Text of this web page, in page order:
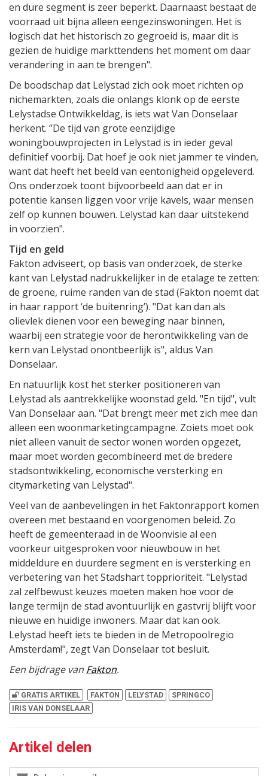
en dure segment is zeer beperkt. Daarnaast bestaat de
voorraad uit bijna alleen eengezinswoningen. Het is
logisch dat het historisch zo gegroeid is, maar dit is
gezien de huidige markttendens het moment om daar
verandering in aan te brengen".
De boodschap dat Lelystad zich ook moet richten op
nichemarkten, zoals die onlangs klonk op de eerste
Lelystadse Ontwikkeldag, is iets wat Van Donselaar
herkent. ‘’De tijd van grote eenzijdige
woningbouwprojecten in Lelystad is in ieder geval
definitief voorbij. Dat hoef je ook niet jammer te vinden,
want dat heeft het beeld van eentonigheid opgeleverd.
Ons onderzoek toont bijvoorbeeld aan dat er in
potentie kansen liggen voor vrije kavels, waar mensen
zelf op kunnen bouwen. Lelystad kan daar uitstekend
in voorzien".
Tijd en geld
Fakton adviseert, op basis van onderzoek, de sterke
kant van Lelystad nadrukkelijker in de etalage te zetten:
de groene, ruime randen van de stad (Fakton noemt dat
in haar rapport ‘de buitenring’). "Dat kan dan als
olievlek dienen voor een beweging naar binnen,
waarbij een strategie voor de herontwikkeling van de
kern van Lelystad onontbeerlijk is", aldus Van
Donselaar.
En natuurlijk kost het sterker positioneren van
Lelystad als aantrekkelijke woonstad geld. "En tijd", vult
Van Donselaar aan. "Dat brengt meer met zich mee dan
alleen een woonmarketingcampagne. Zoiets moet ook
niet alleen vanuit de sector wonen worden opgezet,
maar moet worden gecombineerd met de bredere
stadsontwikkeling, economische versterking en
citymarketing van Lelystad".
Veel van de aanbevelingen in het Faktonrapport komen
overeen met bestaand en voorgenomen beleid. Zo
heeft de gemeenteraad in de Woonvisie al een
voorkeur uitgesproken voor nieuwbouw in het
middeldure en duurdere segment en is versterking en
verbetering van het Stadshart topprioriteit. "Lelystad
zal zelfbewust keuzes moeten maken hoe voor de
lange termijn de stad avontuurlijk en gastvrij blijft voor
nieuwe en huidige inwoners. Maar dat kan ook.
Lelystad heeft iets te bieden in de Metropoolregio
Amsterdam!", zegt Van Donselaar tot besluit.
Een bijdrage van Fakton.
GRATIS ARTIKEL FAKTON LELYSTAD
SPRINGCO
IRIS VAN DONSELAAR
Artikel delen